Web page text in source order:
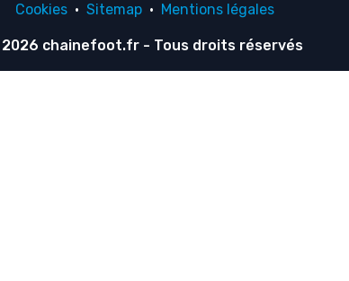
Cookies · Sitemap · Mentions légales
chainefoot.fr - Tous droits réservés